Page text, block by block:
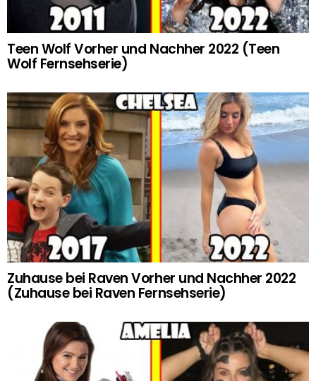
Teen Wolf Vorher und Nachher 2022 (Teen
Wolf Fernsehserie)
Zuhause bei Raven Vorher und Nachher 2022
(Zuhause bei Raven Fernsehserie)